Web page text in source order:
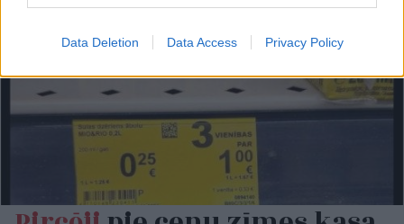
Data Deletion Data Access Privacy Policy